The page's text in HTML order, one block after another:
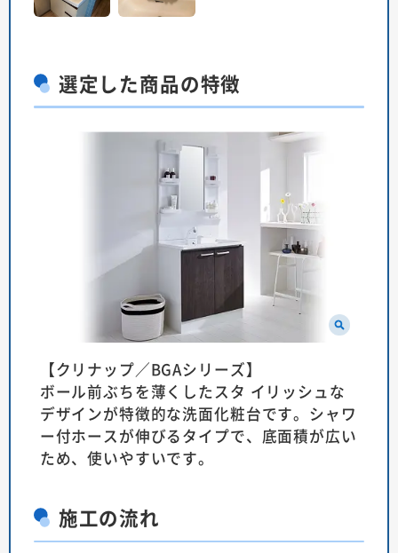
選定した商品の特徴
【クリナップ／BGAシリーズ】
ボール前ぶちを薄くしたスタ イリッシュな
デザインが特徴的な洗面化粧台です。シャワ
ー付ホースが伸びるタイプで、底面積が広い
ため、使いやすいです。
施工の流れ